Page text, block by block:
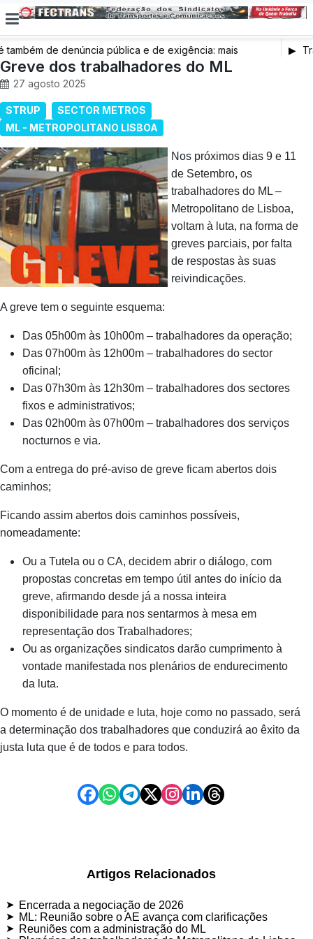
também de denúncia pública e de exigência: mais
saúde, mais condições de trabalho e mais SNS
Greve dos trabalhadores do ML
27 agosto 2025
STRUP
SECTOR METROS
ML - METROPOLITANO LISBOA
Nos próximos dias 9 e 11
de Setembro, os
trabalhadores do ML –
Metropolitano de Lisboa,
voltam à luta, na forma de
greves parciais, por falta
de respostas às suas
reivindicações.
A greve tem o seguinte esquema:
Das 05h00m às 10h00m – trabalhadores da operação;
Das 07h00m às 12h00m – trabalhadores do sector
oficinal;
Das 07h30m às 12h30m – trabalhadores dos sectores
fixos e administrativos;
Das 02h00m às 07h00m – trabalhadores dos serviços
nocturnos e via.
Com a entrega do pré-aviso de greve ficam abertos dois
caminhos;
Ficando assim abertos dois caminhos possíveis,
nomeadamente:
Ou a Tutela ou o CA, decidem abrir o diálogo, com
propostas concretas em tempo útil antes do início da
greve, afirmando desde já a nossa inteira
disponibilidade para nos sentarmos à mesa em
representação dos Trabalhadores;
Ou as organizações sindicatos darão cumprimento à
vontade manifestada nos plenários de endurecimento
da luta.
O momento é de unidade e luta, hoje como no passado, será
a determinação dos trabalhadores que conduzirá ao êxito da
justa luta que é de todos e para todos.
Artigos Relacionados
Encerrada a negociação de 2026
ML: Reunião sobre o AE avança com clarificações
Reuniões com a administração do ML